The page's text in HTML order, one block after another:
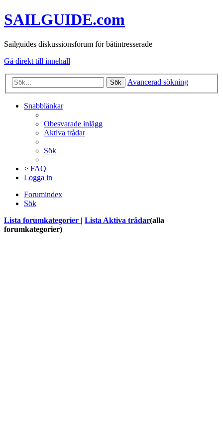
SAILGUIDE.com
Sailguides diskussionsforum för båtintresserade
Gå direkt till innehåll
Sök Avancerad sökning
Snabblänkar
Obesvarade inlägg
Aktiva trådar
Sök
> FAQ
Logga in
Forumindex
Sök
Lista forumkategorier
Lista Aktiva trådar(alla
forumkategorier)